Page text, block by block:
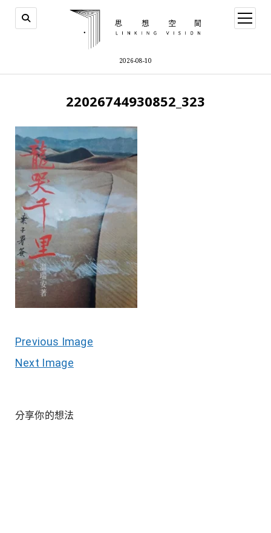
2026-08-10
open
menu
22026744930852_323
Previous Image
Next Image
分享你的想法